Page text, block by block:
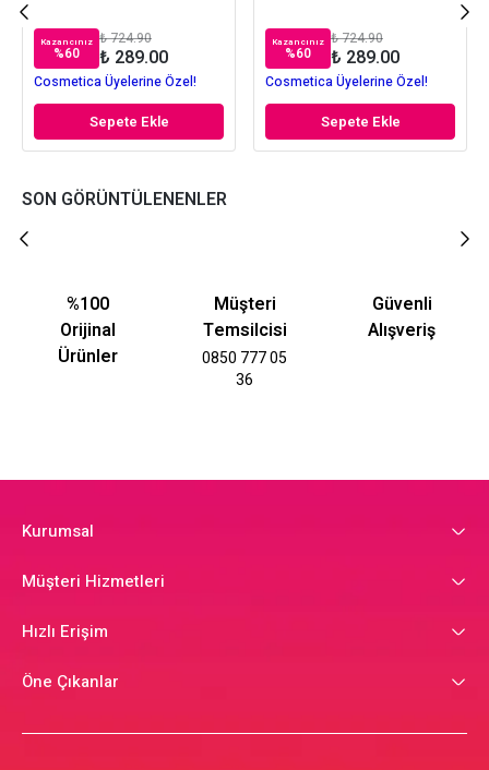
Kazancınız
%60
₺ 724.90
₺ 289.00
Cosmetica Üyelerine Özel!
Sepete Ekle
Kazancınız
%60
₺ 724.90
₺ 289.00
Cosmetica Üyelerine Özel!
Sepete Ekle
SON GÖRÜNTÜLENENLER
%100
Orijinal
Ürünler
Müşteri
Temsilcisi
0850 777 05
36
Güvenli
Alışveriş
Kurumsal
Müşteri Hizmetleri
Hızlı Erişim
Öne Çıkanlar